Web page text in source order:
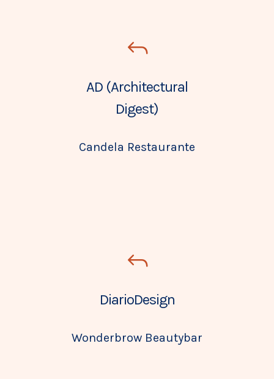
AD (Architectural
Digest)
Candela Restaurante
DiarioDesign
Wonderbrow Beautybar